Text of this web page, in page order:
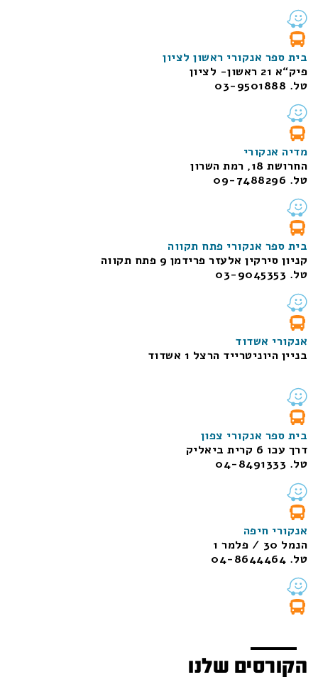
בית ספר אנקורי ראשון לציון
פיק“א 21 ראשון- לציון
טל. 03-9501888
מדיה אנקורי
החרושת 18, רמת השרון
טל. 09-7488296
בית ספר אנקורי פתח תקווה
קניון סירקין אלעזר פרידמן 9 פתח תקווה
טל. 03-9045353
אנקורי אשדוד
בניין היוניטרייד הרצל 1 אשדוד
בית ספר אנקורי צפון
דרך עכו 6 קרית ביאליק
טל. 04-8491333
אנקורי חיפה
הנמל 30 / פלמר 1
טל. 04-8644464
הקורסים שלנו